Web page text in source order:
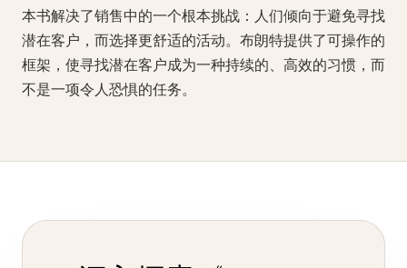
本书解决了销售中的一个根本挑战：人们倾向于避免寻找
潜在客户，而选择更舒适的活动。布朗特提供了可操作的
框架，使寻找潜在客户成为一种持续的、高效的习惯，而
不是一项令人恐惧的任务。